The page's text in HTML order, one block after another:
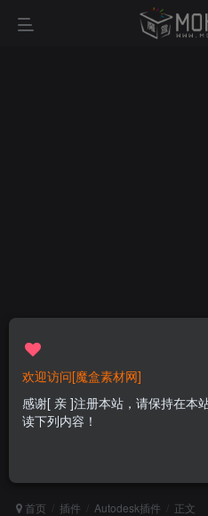
首页 插件 Autodesk插件 正文
欢迎访问[魔盒素材网]
感谢[ 亲 ]注册本站，请保持在本
读下列内容！